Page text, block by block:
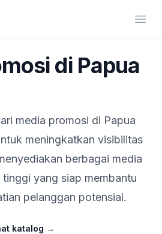
di Papua
media promosi di Papua
meningkatkan visibilitas
berbagai media
yang siap membantu
pelanggan potensial.
katalog →